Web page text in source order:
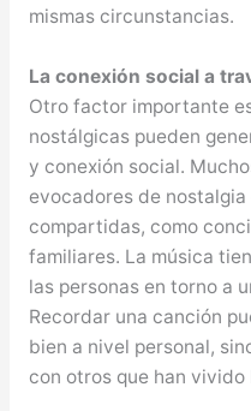
mismas circunstancias.
La conexión social a
Otro factor importante
nostálgicas pueden
y conexión social.
evocadores de
compartidas, como
familiares. La música
las personas en torno a
Recordar una canción
bien a nivel personal,
con otros que han vivido